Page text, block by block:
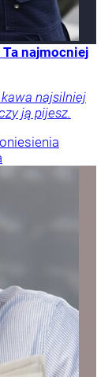
najmocniej
kawa najsilniej
ją pijesz.